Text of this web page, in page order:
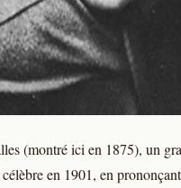
(montré ici en 1875), un
en 1901, en